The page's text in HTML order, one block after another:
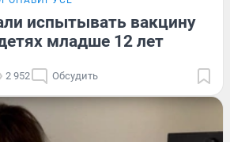
испытывать вакцину
младше 12 лет
2 952 Обсудить